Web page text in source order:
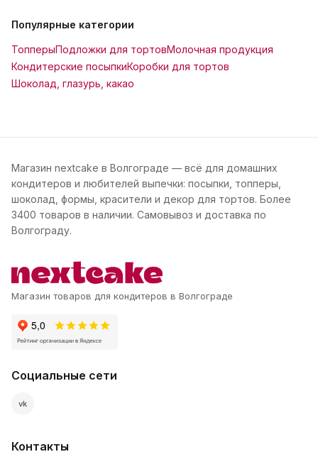
Популярные категории
ТопперыПодложки для тортовМолочная продукция
Кондитерские посыпкиКоробки для тортов
Шоколад, глазурь, какао
Магазин nextcake в Волгограде — всё для домашних
кондитеров и любителей выпечки: посыпки, топперы,
шоколад, формы, красители и декор для тортов. Более
3400 товаров в наличии. Самовывоз и доставка по
Волгограду.
Магазин товаров для кондитеров в Волгограде
Социальные сети
vk
Контакты